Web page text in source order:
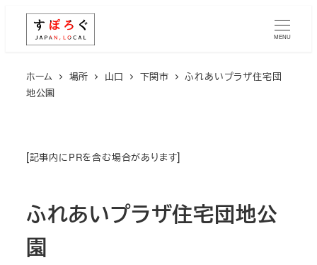
MENU
ホーム 場所 山口 下関市
ふれあいプラザ住宅団
地公園
[記事内にPRを含む場合があります]
ふれあいプラザ住宅団地公
園